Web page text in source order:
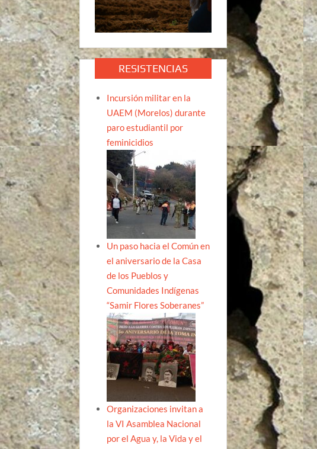
RESISTENCIAS
Incursión militar en la
UAEM (Morelos) durante
paro estudiantil por
feminicidios
Un paso hacia el Común en
el aniversario de la Casa
de los Pueblos y
Comunidades Indígenas
“Samir Flores Soberanes”
Organizaciones invitan a
la VI Asamblea Nacional
por el Agua y, la Vida y el